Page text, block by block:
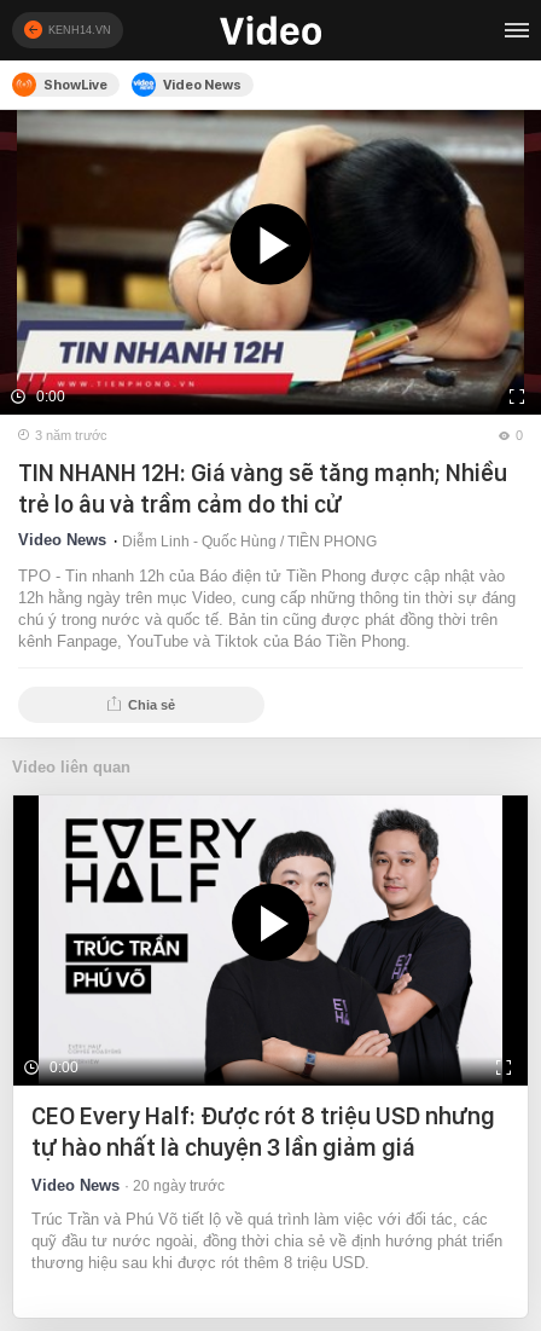
KENH14.VN
ShowLive Video News
0:00
3 năm trước 0
TIN NHANH 12H: Giá vàng sẽ tăng mạnh; Nhiều
trẻ lo âu và trầm cảm do thi cử
Video News Diễm Linh - Quốc Hùng / TIỀN PHONG
TPO - Tin nhanh 12h của Báo điện tử Tiền Phong được cập nhật vào
12h hằng ngày trên mục Video, cung cấp những thông tin thời sự đáng
chú ý trong nước và quốc tế. Bản tin cũng được phát đồng thời trên
kênh Fanpage, YouTube và Tiktok của Báo Tiền Phong.
Chia sẻ
Video liên quan
0:00
CEO Every Half: Được rót 8 triệu USD nhưng
tự hào nhất là chuyện 3 lần giảm giá
Video News 20 ngày trước
Trúc Trần và Phú Võ tiết lộ về quá trình làm việc với đối tác, các
quỹ đầu tư nước ngoài, đồng thời chia sẻ về định hướng phát triển
thương hiệu sau khi được rót thêm 8 triệu USD.